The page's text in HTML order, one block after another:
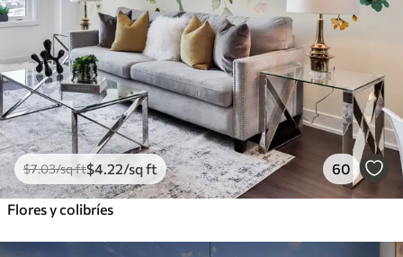
$7.03/sq ft$4 .22/sq ft 60
Flores y colibríes